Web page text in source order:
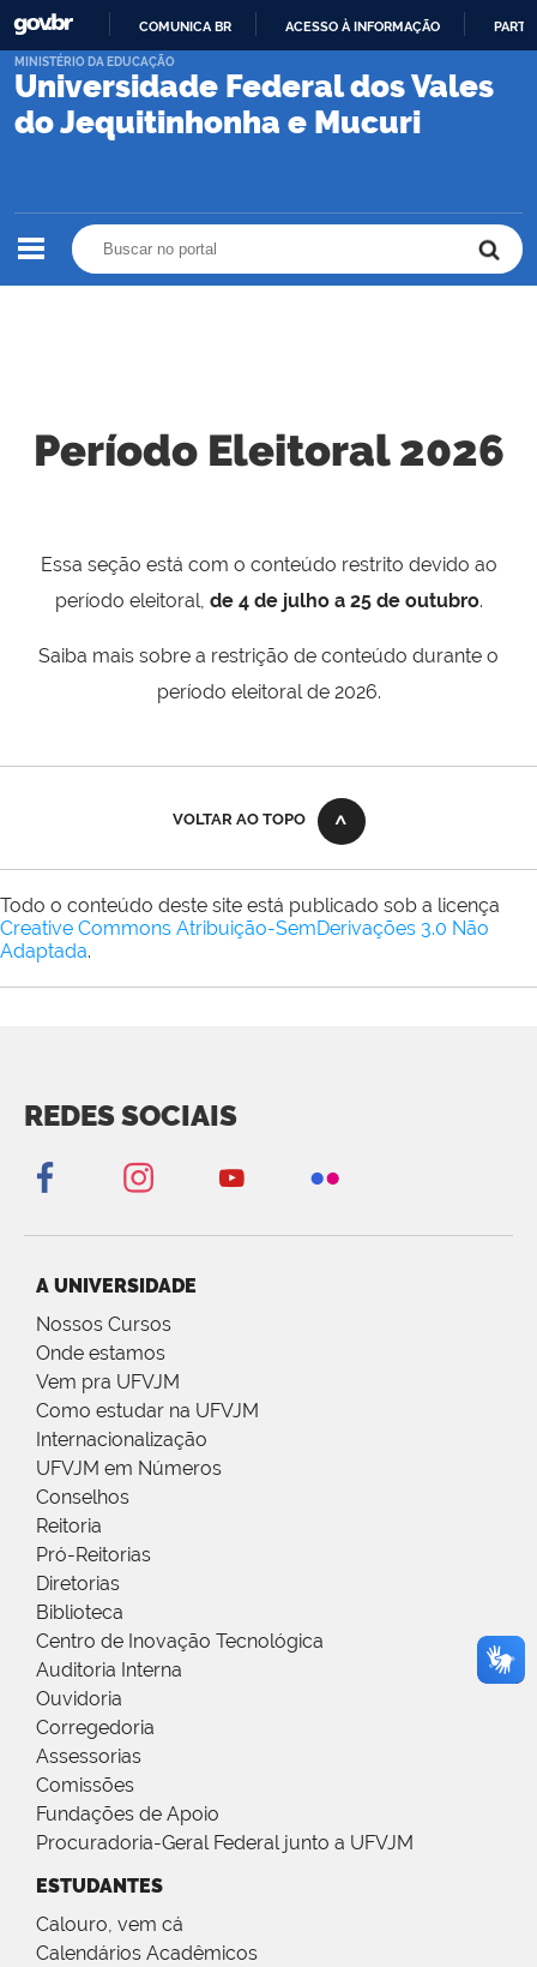
PARA
CONTEÚDO
COMUNICA BR ACESSO À INFORMAÇÃO
Universidade Federal dos Vales
do Jequitinhonha e Mucuri
MINISTÉRIO DA EDUCAÇÃO
Período Eleitoral 2026
Essa seção está com o conteúdo restrito devido ao
período eleitoral, de 4 de julho a 25 de outubro.
Saiba mais sobre a restrição de conteúdo durante o
período eleitoral de 2026.
VOLTAR AO TOPO
Todo o conteúdo deste site está publicado sob a licença
Creative Commons Atribuição-SemDerivações 3.0 Não
Adaptada.
REDES SOCIAIS
A UNIVERSIDADE
Nossos Cursos
Onde estamos
Vem pra UFVJM
Como estudar na UFVJM
Internacionalização
UFVJM em Números
Conselhos
Reitoria
Pró-Reitorias
Diretorias
Biblioteca
Centro de Inovação Tecnológica
Auditoria Interna
Ouvidoria
Corregedoria
Assessorias
Comissões
Fundações de Apoio
Procuradoria-Geral Federal junto a UFVJM
ESTUDANTES
Calouro, vem cá
Calendários Acadêmicos